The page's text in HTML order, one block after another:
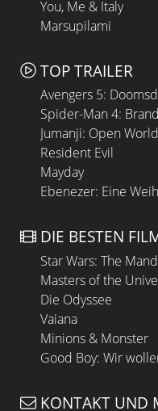
You, Me & Italy
Marsupilami
TOP TRAILER
Avengers 5:
Spider-Man 4:
Jumanji: Open World
Resident Evil
Mayday
Ebenezer: Eine
DIE BESTEN
Star Wars: The
Masters of the
Die Odyssee
Vaiana
Minions & Monster
Good Boy: Wir
KONTAKT UND